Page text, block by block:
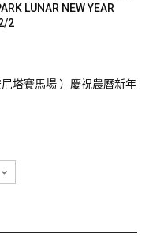
LUNAR NEW YEAR
2
塔賽馬場 ）慶祝農曆新年